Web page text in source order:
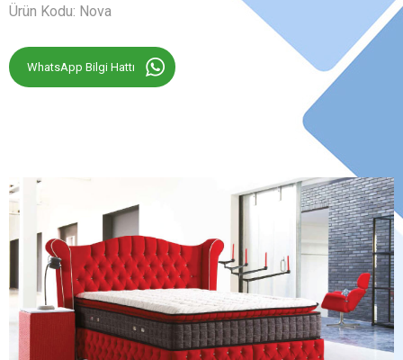
Ürün Kodu: Nova
WhatsApp Bilgi Hattı